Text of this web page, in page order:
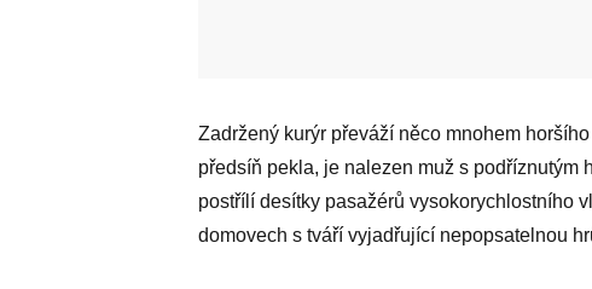
Zadržený kurýr převáží něco mnohem
předsíň pekla, je nalezen muž s podříznutým
postřílí desítky pasažérů vysokorychlostního
domovech s tváří vyjadřující nepopsatelnou